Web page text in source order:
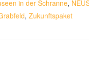
in der Schranne,
, Zukunftspaket